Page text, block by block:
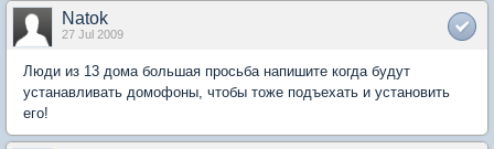
Natok
27 Jul 2009
Люди из 13 дома большая просьба напишите когда будут
устанавливать домофоны, чтобы тоже подъехать и установить
его!